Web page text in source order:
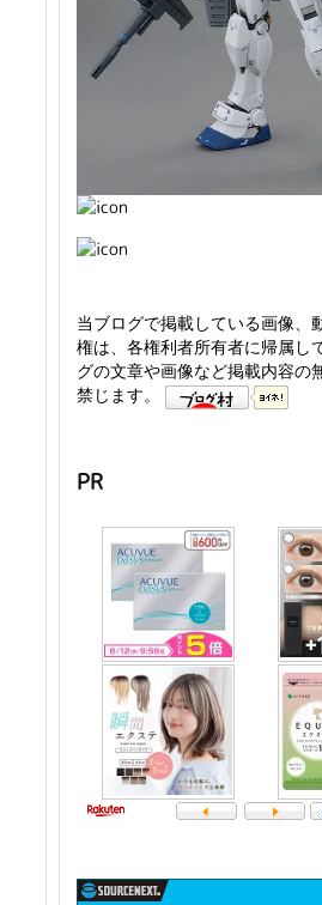
当ブログで掲載している画像、
権は、各権利者所有者に帰属し
グの文章や画像など掲載内容の
禁じます。
PR